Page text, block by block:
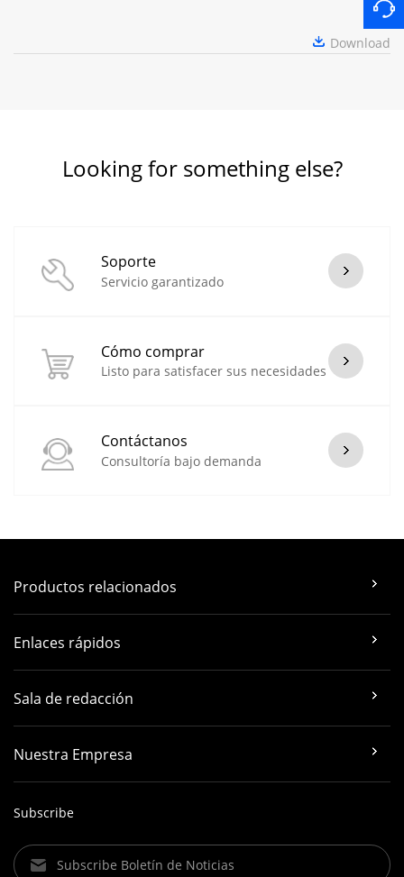
Download
EZStation
Download
UniDrive
Technology para gestionar el almacenamiento en la nube
privada. Con el almacenamiento privado de Uniview, ofrece
un gran espacio de almacenamiento y admite varios tipos de
Aplicación Móvil
Download
Looking for something else?
Soporte
Servicio garantizado
Cómo comprar
Listo para satisfacer sus necesidades
Contáctanos
Consultoría bajo demanda
Productos relacionados
Enlaces rápidos
Sala de redacción
Nuestra Empresa
Subscribe
Subscribe Boletín de Noticias